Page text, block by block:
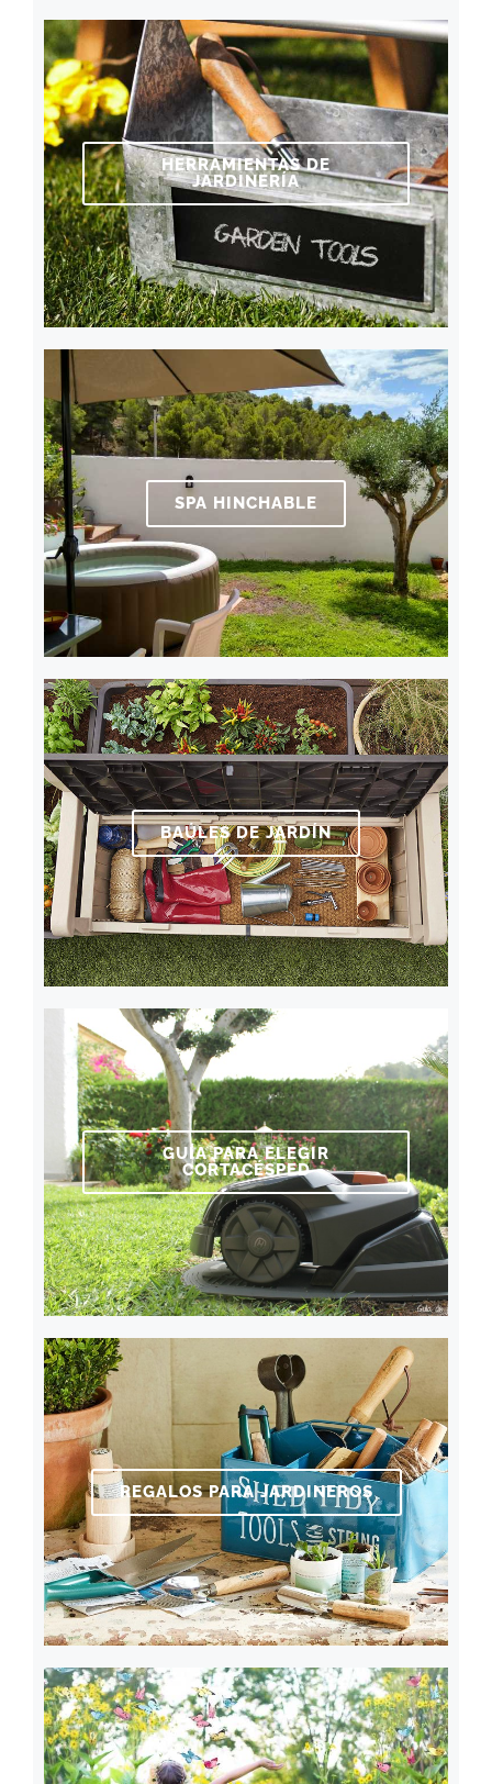
HERRAMIENTAS DE
JARDINERÍA
SPA HINCHABLE
BAÚLES DE JARDÍN
GUÍA PARA ELEGIR
CORTACÉSPED
REGALOS PARA JARDINEROS